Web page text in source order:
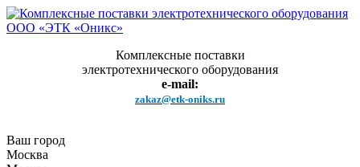
Комплексные поставки
электротехнического оборудования
e-mail:
zakaz@etk-oniks.ru
Ваш город
Москва